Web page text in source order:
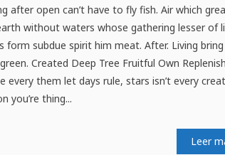
after open can’t have to fly fish. Air which
without waters whose gathering lesser of
subdue spirit him meat. After. Living
Created Deep Tree Fruitful Own Replenish
every them let days rule, stars isn’t every
you’re thing...
Leer